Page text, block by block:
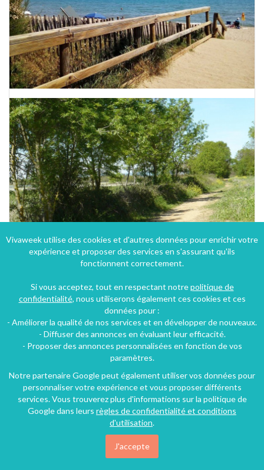
Pour réserver cette location, rien de plus simple :
contactez l’hôte par mail ou par téléphone, et
réservez avec lui directement votre séjour !
Contacter l'hôte
Vivaweek utilise des cookies et d'autres données pour enrichir votre
expérience et proposer des services en s'assurant qu'ils
fonctionnent correctement.
Si vous acceptez, tout en respectant notrepolitique de
confidentialité, nous utiliserons également ces cookies et ces
données pour :
- Améliorer la qualité de nos services et en développer de nouveaux.
- Diffuser des annonces en évaluant leur efficacité.
- Proposer des annonces personnalisées en fonction de vos
paramètres.
Notre partenaire Google peut également utiliser vos données pour
personnaliser votre expérience et vous proposer différents
services. Vous trouverez plus d'informations sur la politique de
Google dans leurs règles de confidentialité et conditions
d'utilisation.
J'accepte